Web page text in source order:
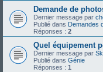
Demande de
Dernier message par
Publié dans Demandes
Réponses : 2
Quel équipement
Dernier message par
Publié dans Génie
Réponses : 1